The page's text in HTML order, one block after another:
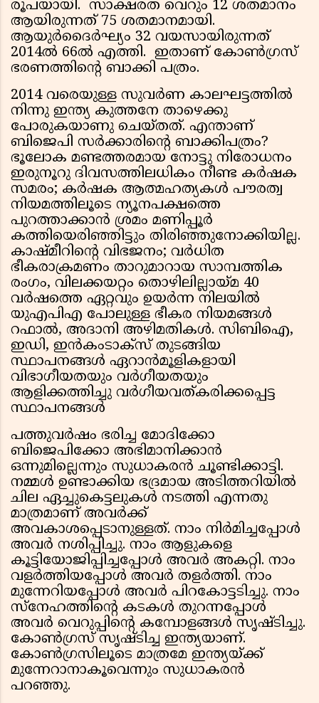
രൂപയായി. സാക്ഷരത വെറും 12 ശതമാനം
ആയിരുന്നത് 75 ശതമാനമായി.
ആയുര്‍ദൈര്‍ഘ്യം 32 വയസായിരുന്നത്
2014ല്‍ 66ല്‍ എത്തി. ഇതാണ് കോണ്‍ഗ്രസ്
ഭരണത്തിന്റെ ബാക്കി പത്രം.
2014 വരെയുള്ള സുവര്‍ണ കാലഘട്ടത്തില്‍
നിന്നു ഇന്ത്യ കുത്തനേ താഴെക്കു
പോരുകയാണു ചെയ്തത്. എന്താണ്
ബിജെപി സര്‍ക്കാരിന്റെ ബാക്കിപത്രം?
ഭൂലോക മണ്ടത്തരമായ നോട്ടു നിരോധനം
ഇരുനൂറു ദിവസത്തിലധികം നീണ്ട കര്‍ഷക
സമരം; കര്‍ഷക ആത്മഹത്യകള്‍ പൗരത്വ
നിയമത്തിലൂടെ ന്യൂനപക്ഷത്തെ
പുറത്താക്കാന്‍ ശ്രമം മണിപ്പൂര്‍
കത്തിയെരിഞ്ഞിട്ടും തിരിഞ്ഞുനോക്കിയില്ല.
കാഷ്മീറിന്റെ വിഭജനം; വര്‍ധിത
ഭീകരാക്രമണം താറുമാറായ സാമ്പത്തിക
രംഗം, വിലക്കയറ്റം തൊഴിലില്ലായ്മ 40
വര്‍ഷത്തെ ഏറ്റവും ഉയര്‍ന്ന നിലയില്‍
യുഎപിഎ പോലുള്ള ഭീകര നിയമങ്ങള്‍
റഫാല്‍, അദാനി അഴിമതികള്‍. സിബിഐ,
ഇഡി, ഇന്‍കംടാക്‌സ് തുടങ്ങിയ
സ്ഥാപനങ്ങള്‍ ഏറാന്‍മൂളികളായി
വിഭാഗീയതയും വര്‍ഗീയതയും
ആളിക്കത്തിച്ചു വര്‍ഗീയവത്കരിക്കപ്പെട്ട
സ്ഥാപനങ്ങള്‍
പത്തുവര്‍ഷം ഭരിച്ച മോദിക്കോ
ബിജെപിക്കോ അഭിമാനിക്കാന്‍
ഒന്നുമില്ലെന്നും സുധാകരൻ ചൂണ്ടിക്കാട്ടി.
നമ്മള്‍ ഉണ്ടാക്കിയ ഭദ്രമായ അടിത്തറിയില്‍
ചില ഏച്ചുകെട്ടലുകള്‍ നടത്തി എന്നതു
മാത്രമാണ് അവര്‍ക്ക്
അവകാശപ്പെടാനുള്ളത്. നാം നിര്‍മിച്ചപ്പോള്‍
അവര്‍ നശിപ്പിച്ചു. നാം ആളുകളെ
കൂട്ടിയോജിപ്പിച്ചപ്പോള്‍ അവര്‍ അകറ്റി. നാം
വളര്‍ത്തിയപ്പോള്‍ അവര്‍ തളര്‍ത്തി. നാം
മുന്നേറിയപ്പോള്‍ അവര്‍ പിറകോട്ടടിച്ചു. നാം
സ്‌നേഹത്തിന്റെ കടകള്‍ തുറന്നപ്പോള്‍
അവര്‍ വെറുപ്പിന്റെ കമ്പോളങ്ങള്‍ സൃഷ്ടിച്ചു.
കോണ്‍ഗ്രസ് സൃഷ്ടിച്ച ഇന്ത്യയാണ്.
കോണ്‍ഗ്രസിലൂടെ മാത്രമേ ഇന്ത്യയ്ക്ക്
മുന്നേറാനാകൂവെന്നും സുധാകരൻ
പറഞ്ഞു.